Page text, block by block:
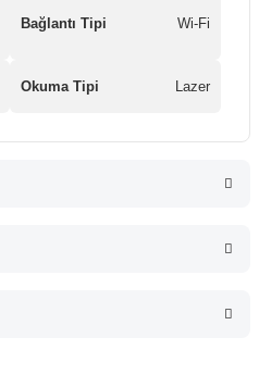
Bağlantı Tipi Wi-Fi
Okuma Tipi Lazer